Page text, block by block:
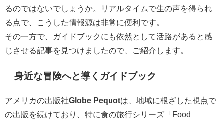
るのではないでしょうか。リアルタイムで生の声を得られ
る点で、こうした情報源は非常に便利です。
その一方で、ガイドブックにも依然として活路があると感
じさせる記事を見つけましたので、ご紹介します。
身近な冒険へと導くガイドブック
アメリカの出版社Globe Pequotは、地域に根ざした視点で
の出版を続けており、特に食の旅行シリーズ「Food